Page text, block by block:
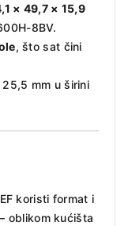
× 49,7 × 15,9
8BV.
, što sat čini
25,5 mm u širini
koristi format i
oblikom kućišta